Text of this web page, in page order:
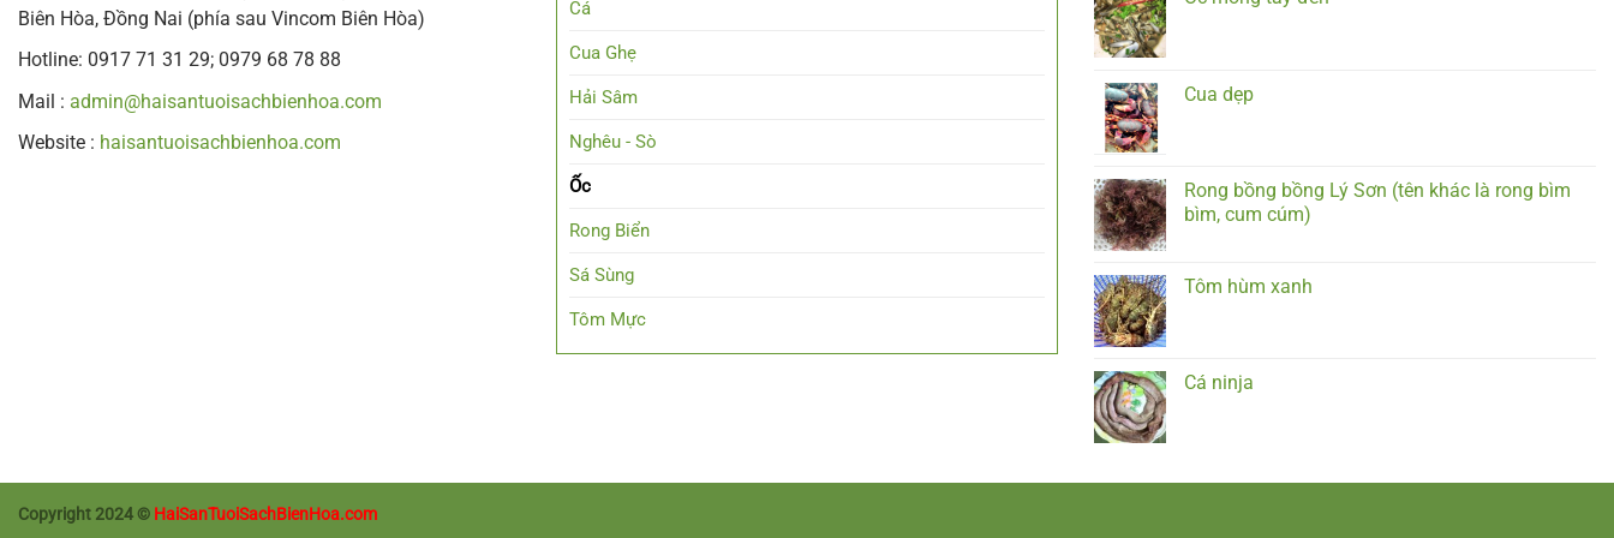
Biên Hòa, Đồng Nai (phía sau Vincom Biên Hòa)
Hotline: 0917 71 31 29; 0979 68 78 88
Mail : admin@haisantuoisachbienhoa.com
Website : haisantuoisachbienhoa.com
Cá
Cua Ghẹ
Hải Sâm
Nghêu - Sò
Ốc
Rong Biển
Sá Sùng
Tôm Mực
Cua dẹp
Rong bồng bồng Lý Sơn (tên khác là rong bìm
bìm, cum cúm)
Tôm hùm xanh
Cá ninja
Copyright 2024 © HaiSanTuoiSachBienHoa.com